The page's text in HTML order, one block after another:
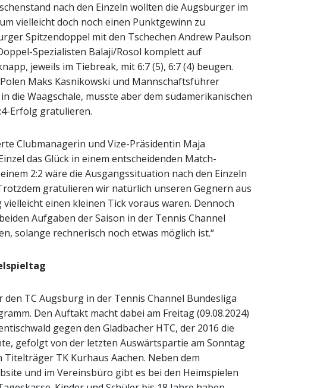
nach den Einzeln wollten die Augsburger im
vielleicht doch noch einen Punktgewinn zu
Spitzendoppel mit den Tschechen Andrew Paulson
Spezialisten Balaji/Rosol komplett auf
jeweils im Tiebreak, mit 6:7 (5), 6:7 (4) beugen.
Maks Kasnikowski und Mannschaftsführer
die Waagschale, musste aber dem südamerikanischen
Erfolg gratulieren.
Clubmanagerin und Vize-Präsidentin Maja
das Glück in einem entscheidenden Match-
2:2 wäre die Ausgangssituation nach den Einzeln
gratulieren wir natürlich unseren Gegnern aus
einen kleinen Tick voraus waren. Dennoch
Aufgaben der Saison in der Tennis Channel
solange rechnerisch noch etwas möglich ist.“
TC Augsburg in der Tennis Channel Bundesliga
Den Auftakt macht dabei am Freitag (09.08.2024)
gegen den Gladbacher HTC, der 2016 die
gefolgt von der letzten Auswärtspartie am Sonntag
Titelträger TK Kurhaus Aachen. Neben dem
und im Vereinsbüro gibt es bei den Heimspielen